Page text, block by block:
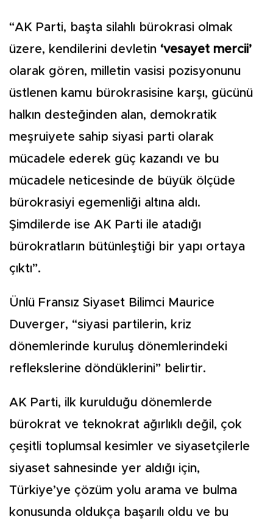
“AK Parti, başta silahlı bürokrasi olmak
üzere, kendilerini devletin ‘vesayet mercii’
olarak gören, milletin vasisi pozisyonunu
üstlenen kamu bürokrasisine karşı, gücünü
halkın desteğinden alan, demokratik
meşruiyete sahip siyasi parti olarak
mücadele ederek güç kazandı ve bu
mücadele neticesinde de büyük ölçüde
bürokrasiyi egemenliği altına aldı.
Şimdilerde ise AK Parti ile atadığı
bürokratların bütünleştiği bir yapı ortaya
çıktı”.
Ünlü Fransız Siyaset Bilimci Maurice
Duverger, “siyasi partilerin, kriz
dönemlerinde kuruluş dönemlerindeki
reflekslerine döndüklerini” belirtir.
AK Parti, ilk kurulduğu dönemlerde
bürokrat ve teknokrat ağırlıklı değil, çok
çeşitli toplumsal kesimler ve siyasetçilerle
siyaset sahnesinde yer aldığı için,
Türkiye’ye çözüm yolu arama ve bulma
konusunda oldukça başarılı oldu ve bu